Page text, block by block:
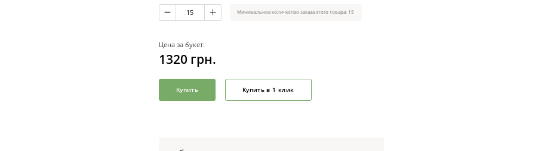
Минимальное количество заказа этого товара: 15
Цена за букет:
1320 грн.
Купить Купить в 1 клик